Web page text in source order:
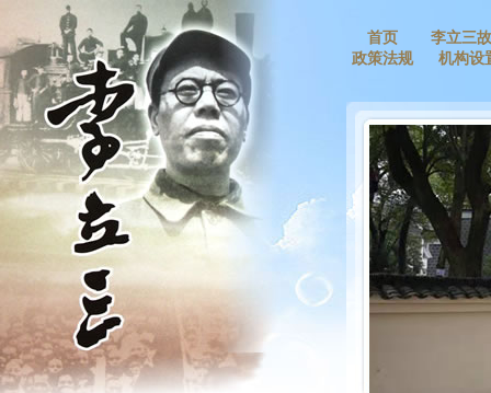
首页
李立三
政策法规
机构设